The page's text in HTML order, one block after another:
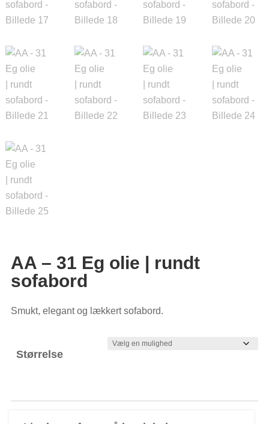
AA – 31 Eg olie | rundt
sofabord
Smukt, elegant og lækkert sofabord.
Størrelse